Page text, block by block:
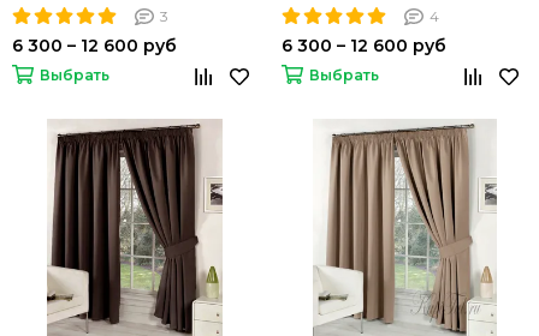
блэкаута
3
6 300 – 12 600 руб
Выбрать
матового блэкаута 4
6 300 – 12 600 руб
Выбрать